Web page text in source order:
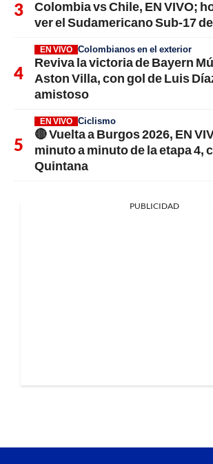
Colombia vs Chile, EN VIVO;
ver el Sudamericano Sub-17
EN VIVO Colombianos en el exterior
Reviva la victoria de Bayern
Aston Villa, con gol de Luis
amistoso
EN VIVO Ciclismo
🔴 Vuelta a Burgos 2026, EN
minuto a minuto de la etapa 4,
Quintana
PUBLICIDAD